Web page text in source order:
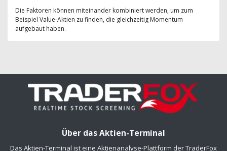
Die Faktoren können miteinander kombiniert werden, um zum
Beispiel Value-Aktien zu finden, die gleichzeitig Momentum
aufgebaut haben.
Über das Aktien-Terminal
Das Aktien-Terminal ist eine Aktienanalyse-Plattform der TraderFox